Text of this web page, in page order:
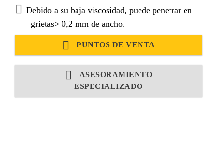
Debido a su baja viscosidad, puede penetrar en
grietas> 0,2 mm de ancho.
PUNTOS DE VENTA
ASESORAMIENTO
ESPECIALIZADO